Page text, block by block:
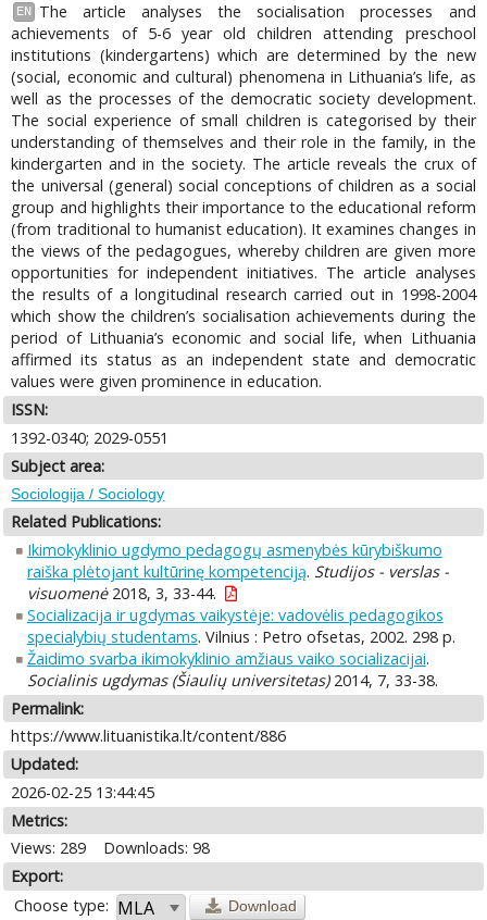
EN
The article analyses the socialisation processes and
achievements of 5-6 year old children attending preschool
institutions (kindergartens) which are determined by the new
(social, economic and cultural) phenomena in Lithuania’s life, as
well as the processes of the democratic society development.
The social experience of small children is categorised by their
understanding of themselves and their role in the family, in the
kindergarten and in the society. The article reveals the crux of
the universal (general) social conceptions of children as a social
group and highlights their importance to the educational reform
(from traditional to humanist education). It examines changes in
the views of the pedagogues, whereby children are given more
opportunities for independent initiatives. The article analyses
the results of a longitudinal research carried out in 1998-2004
which show the children’s socialisation achievements during the
period of Lithuania’s economic and social life, when Lithuania
affirmed its status as an independent state and democratic
values were given prominence in education.
ISSN:
1392-0340; 2029-0551
Subject area:
Sociologija / Sociology
Related Publications:
Ikimokyklinio ugdymo pedagogų asmenybės kūrybiškumo
raiška plėtojant kultūrinę kompetenciją. Studijos - verslas -
visuomenė2018, 3, 33-44.
Socializacija ir ugdymas vaikystėje: vadovėlis pedagogikos
specialybių studentams. Vilnius : Petro ofsetas, 2002. 298 p.
Žaidimo svarba ikimokyklinio amžiaus vaiko socializacijai.
Socialinis ugdymas (Šiaulių universitetas)2014, 7, 33-38.
Permalink:
https://www.lituanistika.lt/content/886
Updated:
2026-02-25 13:44:45
Metrics:
Views: 289
Downloads: 98
Export:
Choose type:
Download